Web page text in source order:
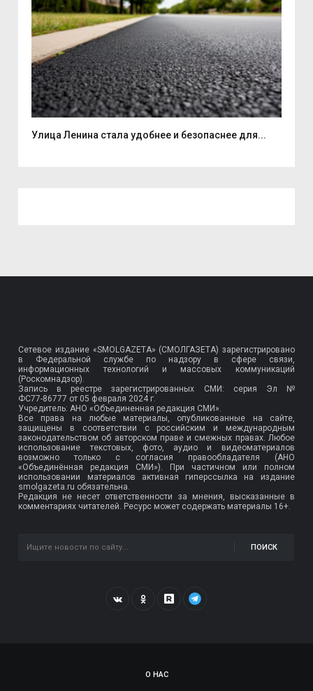
Улица Ленина стала удобнее и безопаснее для...
Сетевое издание «SMOLGAZETA» (СМОЛГАЗЕТА) зарегистрировано
в Федеральной службе по надзору в сфере связи,
информационных технологий и массовых коммуникаций
(Роскомнадзор).
Запись в реестре зарегистрированных СМИ: серия Эл №
ФС77-86777 от 05 февраля 2024 г.
Учредитель: АНО «Объединенная редакция СМИ».
Все права на любые материалы, опубликованные на сайте,
защищены в соответствии с российским и международным
законодательством об авторском праве и смежных правах. Любое
использование текстовых, фото, аудио и видеоматериалов
возможно только с согласия правообладателя (АНО
«Объединённая редакция СМИ»). При частичном или полном
использовании материалов активная гиперссылка на издание
smolgazeta.ru обязательна.
Редакция не несет ответственности за мнения, высказанные в
комментариях читателей. Ресурс может содержать материалы 16+.
ПОИСК
О НАС